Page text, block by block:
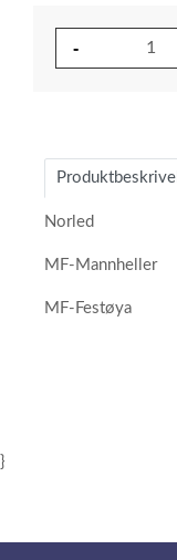
Norled
MF-Mannheller
MF-Festøya
}